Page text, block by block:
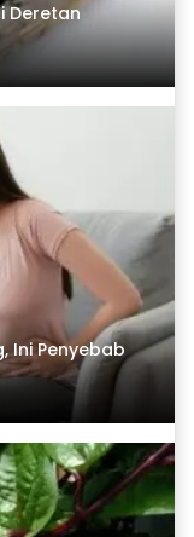
Deretan
Ini Penyebab